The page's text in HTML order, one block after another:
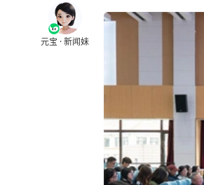
元宝 · 新闻妹